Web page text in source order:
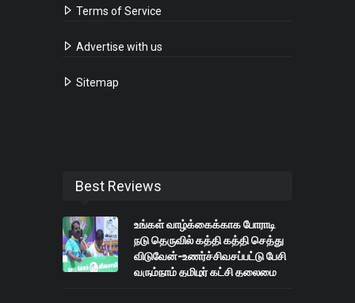
Terms of Service
Advertise with us
Sitemap
Best Reviews
உங்கள் வாழ்க்கைக்காக போராடி
நடு தெருவில் கத்தி கத்தி செத்து
விடுவேன்-உணர்ச்சிவசப்பட்டு பேசி
வரும்நாம் தமிழர் கட்சி தலைமை